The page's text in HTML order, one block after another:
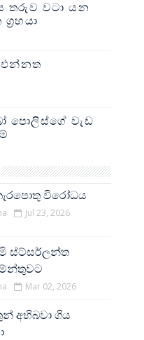
තරුව වටා යන
එන්නත
පොලිස්ගේ වැඩ
විරෝධය
Jul 23, 2026
ස්ට්සර්ලන්ත
Mar 02, 2026
අභිබවා ගිය